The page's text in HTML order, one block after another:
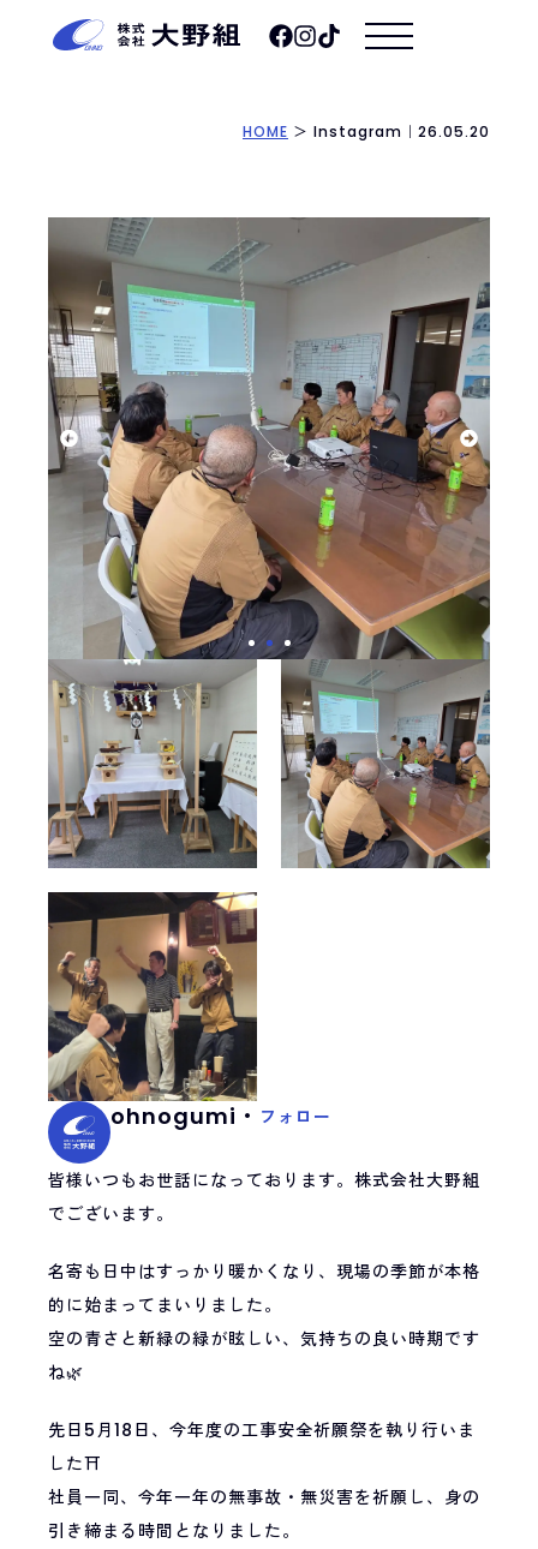
HOME ＞ Instagram｜26.05.20
ohnogumi・ フォロー
皆様いつもお世話になっております。株式会社大野組
でございます。
名寄も日中はすっかり暖かくなり、現場の季節が本格
的に始まってまいりました。
空の青さと新緑の緑が眩しい、気持ちの良い時期です
ね🌿
先日5月18日、今年度の工事安全祈願祭を執り行いま
した⛩️
社員一同、今年一年の無事故・無災害を祈願し、身の
引き締まる時間となりました。